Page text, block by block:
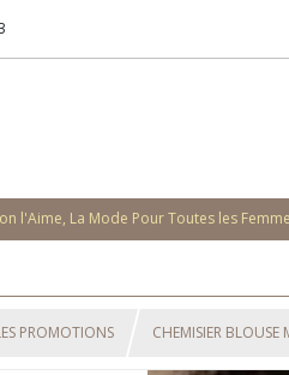
l'Aime, La Mode Pour Toutes les
PROMOTIONS CHEMISIER